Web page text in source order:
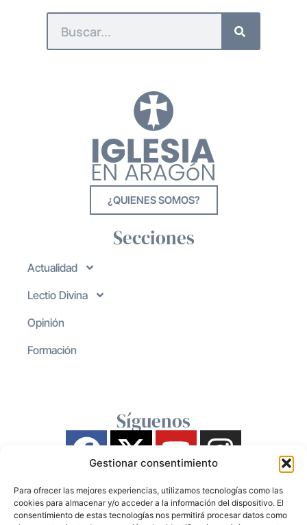
Gestionar consentimiento
Para ofrecer las mejores experiencias, utilizamos tecnologías como las
cookies para almacenar y/o acceder a la información del dispositivo. El
consentimiento de estas tecnologías nos permitirá procesar datos como
¿QUIENES SOMOS?
Secciones
Actualidad
Lectio Divina
Opinión
Formación
Síguenos